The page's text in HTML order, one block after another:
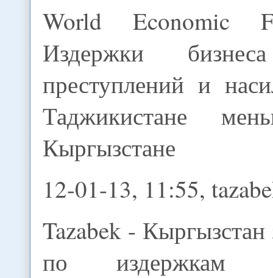
World Economic
Издержки
преступлений и
Таджикистане
Кыргызстане
12-01-13, 11:55,
Tazabek - Кыргызстан
по издержкам